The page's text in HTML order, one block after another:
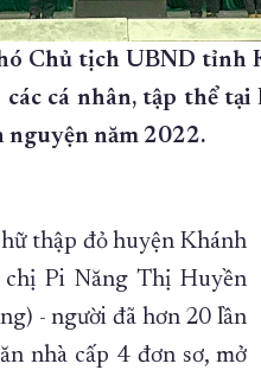
Chủ tịch UBND tỉnh
cá nhân, tập thể tại
năm 2022.
thập đỏ huyện Khánh
Pi Năng Thị Huyền
- người đã hơn 20 lần
nhà cấp 4 đơn sơ, mở